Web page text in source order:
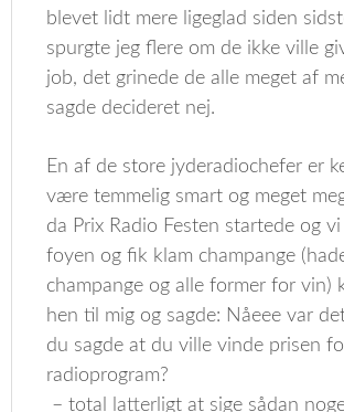
blevet lidt mere ligeglad siden
spurgte jeg flere om de ikke ville
job, det grinede de alle meget af
sagde decideret nej.
En af de store jyderadiochefer er
være temmelig smart og meget
da Prix Radio Festen startede og
foyen og fik klam champange
champange og alle former for vin)
hen til mig og sagde: Nåeee var
du sagde at du ville vinde prisen
radioprogram?
– total latterligt at sige sådan